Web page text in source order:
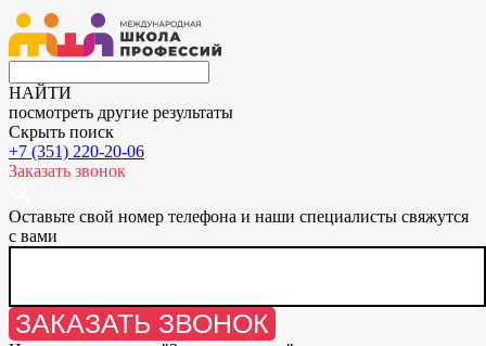
НАЙТИ
посмотреть другие результаты
Скрыть поиск
+7 (351) 220-20-06
Заказать звонок
Оставьте свой номер телефона и наши специалисты свяжутся
с вами
ЗАКАЗАТЬ ЗВОНОК